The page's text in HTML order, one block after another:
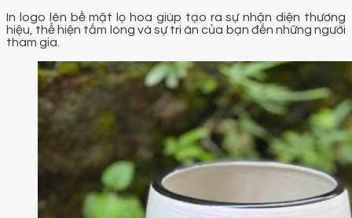
In logo lên bề mặt lọ hoa giúp tạo ra sự nhận diện thương
hiệu, thể hiện tấm lòng và sự tri ân của bạn đến những người
tham gia.